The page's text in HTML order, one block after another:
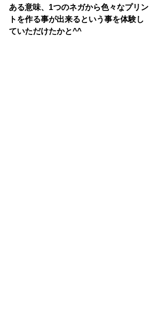
ある意味、1つのネガから色々なプリン
トを作る事が出来るという事を体験し
ていただけたかと^^